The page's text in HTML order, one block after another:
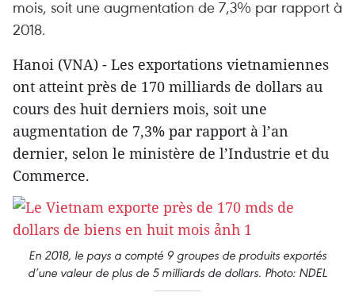
mois, soit une augmentation de 7,3% par rapport à
2018.
Hanoi (VNA) - Les exportations vietnamiennes
ont atteint près de 170 milliards de dollars au
cours des huit derniers mois, soit une
augmentation de 7,3% par rapport à l’an
dernier, selon le ministère de l’Industrie et du
Commerce.
En 2018, le pays a compté 9 groupes de produits exportés
d’une valeur de plus de 5 milliards de dollars. Photo: NDEL